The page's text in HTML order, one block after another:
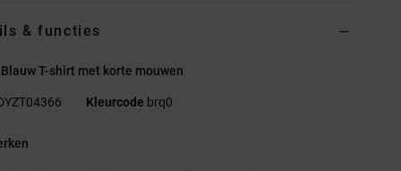
& functies
T-shirt met korte mouwen
Kleurcode brq0